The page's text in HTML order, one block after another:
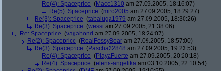
Re(4): Spaceprice (Mace1310 am 27.09.2005, 18:16:07)
Re(5): Spaceprice (miro2005 am 27.09.2005, 18:29:27)
Re(3): Spaceprice (tabaluga1979 am 27.09.2005, 18:30:26)
Re(3): Spaceprice (wessi am 27.09.2005, 21:38:06)
Re: Spaceprice (vagabond am 27.09.2005, 18:24:07)
Re(2): Spaceprice (RealFossyBear am 27.09.2005, 18:57:00)
Re(3): Spaceprice (Pascha22848 am 27.09.2005, 19:23:53)
Re(4): Spaceprice (PlayaFuerte am 27.09.2005, 20:20:18)
Re(4): Spaceprice (elena-angelika am 03.10.2005, 22:10:54)